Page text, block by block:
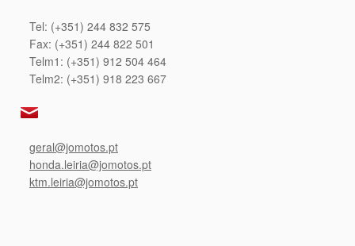
Tel: (+351) 244 832 575
Fax: (+351) 244 822 501
Telm1: (+351) 912 504 464
Telm2: (+351) 918 223 667
geral@jomotos.pt
honda.leiria@jomotos.pt
ktm.leiria@jomotos.pt